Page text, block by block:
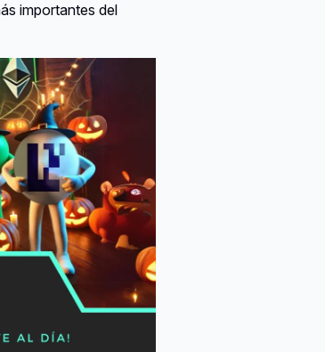
importantes del